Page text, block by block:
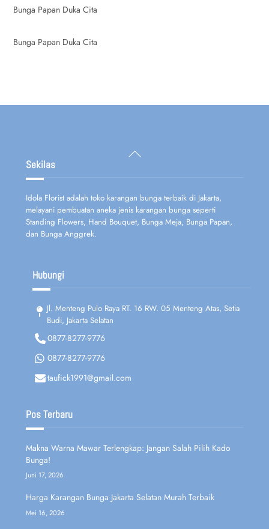
Bunga Papan Duka Cita
Bunga Papan Duka Cita
Back
To
Sekilas
Idola Florist adalah toko karangan bunga terbaik di Jakarta,
melayani pembuatan aneka jenis karangan bunga seperti
Standing Flowers, Hand Bouquet, Bunga Meja, Bunga Papan,
dan Bunga Anggrek.
Hubungi
Jl. Menteng Pulo Raya RT. 16 RW. 05 Menteng Atas, Setia
Budi, Jakarta Selatan
0877-8277-9776
0877-8277-9776
taufick1991@gmail.com
Pos Terbaru
Makna Warna Mawar Terlengkap: Jangan Salah Pilih Kado
Bunga!
Juni 17, 2026
Harga Karangan Bunga Jakarta Selatan Murah Terbaik
Mei 16, 2026